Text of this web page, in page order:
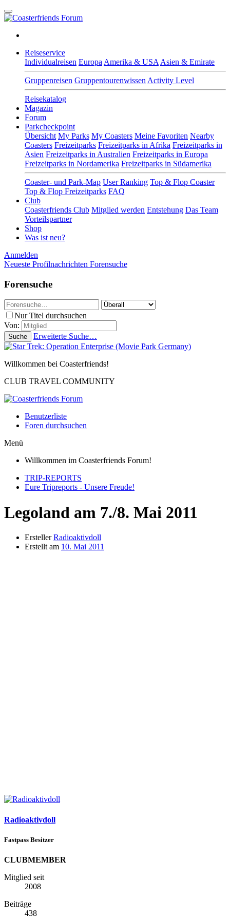
Reiseservice
Individualreisen Europa Amerika & USA Asien & Emirate
Gruppenreisen Gruppentourenwissen Activity Level
Reisekatalog
Magazin
Forum
Parkcheckpoint
Übersicht My Parks My Coasters Meine Favoriten Nearby
Coasters Freizeitparks Freizeitparks in Afrika Freizeitparks in
Asien Freizeitparks in Australien Freizeitparks in Europa
Freizeitparks in Nordamerika Freizeitparks in Südamerika
Coaster- und Park-Map User Ranking Top & Flop Coaster
Top & Flop Freizeitparks FAQ
Club
Coasterfriends Club Mitglied werden Entstehung Das Team
Vorteilspartner
Shop
Was ist neu?
Anmelden
Neueste Profilnachrichten Forensuche
Forensuche
Nur Titel durchsuchen
Von:
Suche Erweiterte Suche…
Willkommen bei Coasterfriends!
CLUB TRAVEL COMMUNITY
Benutzerliste
Foren durchsuchen
Menü
Willkommen im Coasterfriends Forum!
TRIP-REPORTS
Eure Tripreports - Unsere Freude!
Legoland am 7./8. Mai 2011
Ersteller Radioaktivdoll
Erstellt am 10. Mai 2011
Radioaktivdoll
Fastpass Besitzer
CLUBMEMBER
Mitglied seit
2008
Beiträge
438